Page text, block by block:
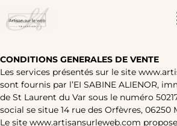
CONDITIONS GENERALES DE VENTE
Les services présentés sur le site
sont fournis par l’EI SABINE ALIENOR,
de St Laurent du Var sous le numéro
social se situe 14 rue des Orfèvres, 06250
Le site www.artisansurleweb.com